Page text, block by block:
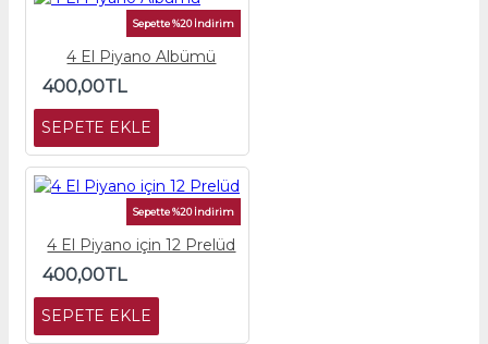
Sepette %20 İndirim
4 El Piyano Albümü
400,00TL
SEPETE EKLE
Sepette %20 İndirim
4 El Piyano için 12 Prelüd
400,00TL
SEPETE EKLE